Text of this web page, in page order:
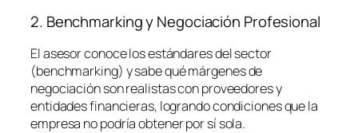
2. Benchmarking y Negociación Profesional
El asesor conoce los estándares del sector
(benchmarking) y sabe qué márgenes de
negociación son realistas con proveedores y
entidades financieras, logrando condiciones que la
empresa no podría obtener por sí sola.